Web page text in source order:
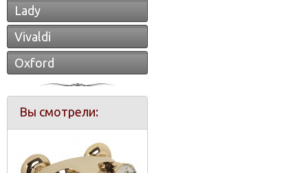
Lady
Vivaldi
Oxford
Вы смотрели: